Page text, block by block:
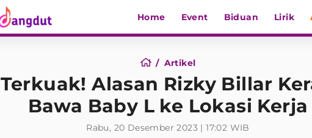
Home Event Biduan Lirik
Artikel
Terkuak! Alasan Rizky Billar
Bawa Baby L ke Lokasi Kerja
Rabu, 20 Desember 2023 | 17:02 WIB